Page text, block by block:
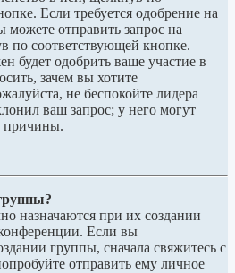
Если требуется одобрение на
можете отправить запрос на
по соответствующей кнопке.
будет одобрить ваше участие в
зачем вы хотите
не беспокойте лидера
ваш запрос; у него могут
причины.
назначаются при их создании
Если вы
группы, сначала свяжитесь с
отправить ему личное